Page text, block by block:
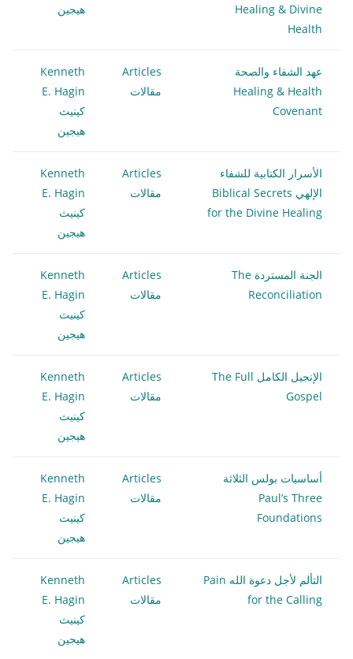
Healing & Divine
Health
هيجين
عهد الشفاء والصحة
Healing & Health
Covenant
Articles
مقالات
Kenneth
E. Hagin
كينيث
هيجين
الأسرار الكتابية للشفاء
الإلهي Biblical Secrets
for the Divine Healing
Articles
مقالات
Kenneth
E. Hagin
كينيث
هيجين
الجنة المستردة The
Reconciliation
Articles
مقالات
Kenneth
E. Hagin
كينيث
هيجين
الإنجيل الكامل The Full
Gospel
Articles
مقالات
Kenneth
E. Hagin
كينيث
هيجين
أساسيات بولس الثلاثة
Paul’s Three
Foundations
Articles
مقالات
Kenneth
E. Hagin
كينيث
هيجين
التألم لأجل دعوة الله Pain
for the Calling
Articles
مقالات
Kenneth
E. Hagin
كينيث
هيجين